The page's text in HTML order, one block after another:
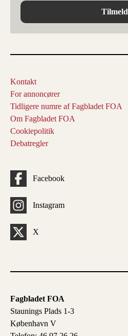
Tilmeld
Fagbladet FOA
Staunings Plads 1-3
København V
Kontakt
For annoncører
Tidligere numre af Fagbladet FOA
Om Fagbladet FOA
Cookiepolitik
Debatregler
Facebook
Instagram
X